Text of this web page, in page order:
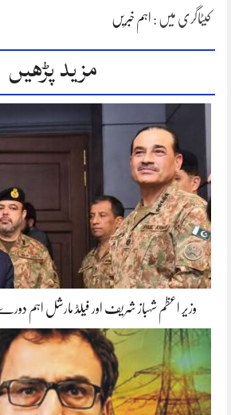
کیٹاگری میں : اہم خبریں
مزید پڑھیں
وزیر اعظم شہباز شریف اور فیلڈ مارشل اہم